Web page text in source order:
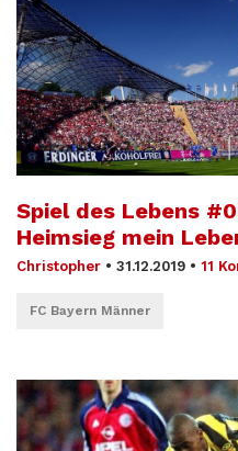
Spiel des Lebens
Heimsieg mein
Christopher • 31.12.2019 • 11
FC Bayern Männer